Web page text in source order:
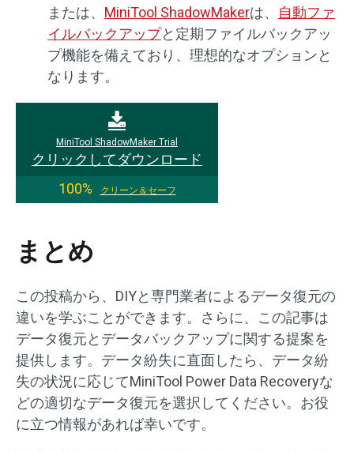
または、 MiniTool ShadowMakerは、 自動ファ
イルバックアップと定期ファイルバックアッ
プ機能を備えており、理想的なオプションと
なります。
MiniTool ShadowMaker Trial
クリックしてダウンロード
100%
クリーン＆セーフ
まとめ
この投稿から、DIYと専門業者によるデータ復元の
違いを学ぶことができます。さらに、この記事は
データ復元とデータバックアップに関する提案を
提供します。データ紛失に直面したら、データ紛
失の状況に応じてMiniTool Power Data Recoveryな
どの適切なデータ復元を選択してください。お役
に立つ情報があれば幸いです。